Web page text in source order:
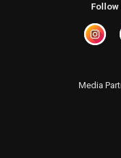
Follow
Media